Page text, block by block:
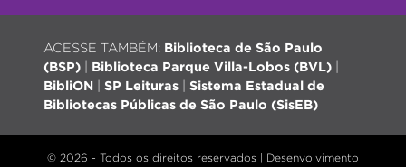
ACESSE TAMBÉM: Biblioteca de São Paulo
(BSP)
Biblioteca Parque Villa-Lobos (BVL)
BibliON
SP Leituras
Sistema Estadual de
Bibliotecas Públicas de São Paulo (SisEB)
© 2026 - Todos os direitos reservados | Desenvolvimento